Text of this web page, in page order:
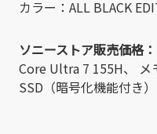
カラー：ALL BLACK
ソニーストア販売価格：
Core Ultra 7 155H、 メ
SSD（暗号化機能付き